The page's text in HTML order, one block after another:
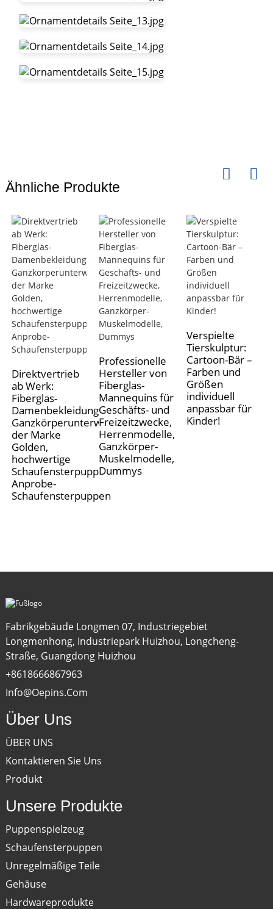
Ähnliche Produkte
Direktvertrieb
ab Werk:
Fiberglas-
Damenbekleidungsmodelle,
Ganzkörperunterwäsche
der Marke
Golden,
hochwertige
Schaufensterpuppen,
Anprobe-
Schaufensterpuppen
Professionelle
Hersteller von
Fiberglas-
Mannequins für
Geschäfts- und
Freizeitzwecke,
Herrenmodelle,
Ganzkörper-
Muskelmodelle,
Dummys
Verspielte
Tierskulptur:
Cartoon-Bär –
Farben und
Größen
individuell
anpassbar für
Kinder!
Fabrikgebäude Longmen 07, Industriegebiet
Longmenhong, Industriepark Huizhou, Longcheng-
Straße, Guangdong Huizhou
+8618666867963
Info@oepins.com
Über Uns
ÜBER UNS
Kontaktieren Sie Uns
Produkt
Unsere Produkte
Puppenspielzeug
Schaufensterpuppen
Unregelmäßige Teile
Gehäuse
Hardwareprodukte